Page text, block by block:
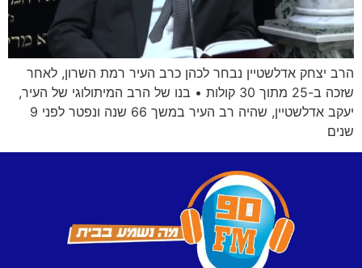
הרב יצחק אדלשטיין נבחר לכהן כרב העיר רמת השרון, לאחר
שזכה ב-25 מתוך 30 קולות • בנו של הרב המיתולוגי של העיר,
יעקב אדלשטיין, שהיה רב העיר במשך 66 שנה ונפטר לפני 9
שנים